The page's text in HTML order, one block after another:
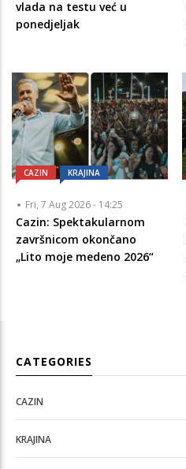
vlada na testu već u
ponedjeljak
CAZIN KRAJINA
Fri, 7 Aug 2026 - 14:25
Cazin: Spektakularnom
završnicom okončano
„Lito moje medeno 2026“
CATEGORIES
CAZIN
KRAJINA